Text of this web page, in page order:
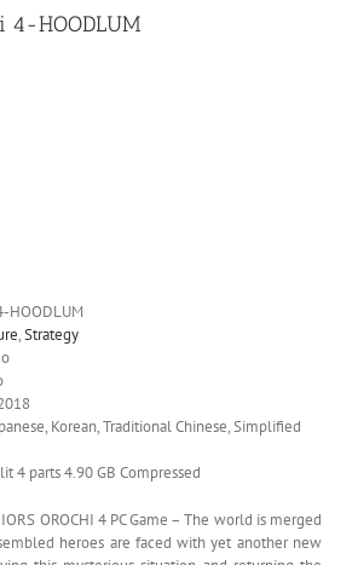
4-HOODLUM
HOODLUM
,Strategy
Korean, Traditional Chinese, Simplified
4 parts 4.90 GB Compressed
OROCHI 4 PC Game – The world is merged
heroes are faced with yet another new